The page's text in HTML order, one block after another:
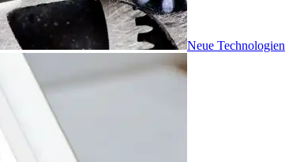
Neue Technologien